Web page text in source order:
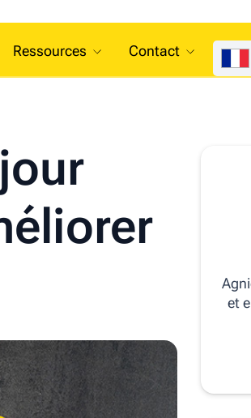
Ressources Contact
et